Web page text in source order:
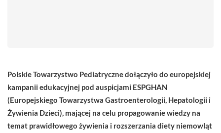
Polskie Towarzystwo Pediatryczne dołączyło do europejskiej
kampanii edukacyjnej pod auspicjami ESPGHAN
(Europejskiego Towarzystwa Gastroenterologii, Hepatologii i
Żywienia Dzieci), mającej na celu propagowanie wiedzy na
temat prawidłowego żywienia i rozszerzania diety niemowląt